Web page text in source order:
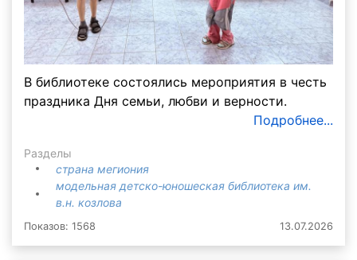
В библиотеке состоялись мероприятия в честь
праздника Дня семьи, любви и верности.
Подробнее...
Разделы
страна мегиония
модельная детско-юношеская библиотека им.
в.н. козлова
Показов: 1568 13.07.2026